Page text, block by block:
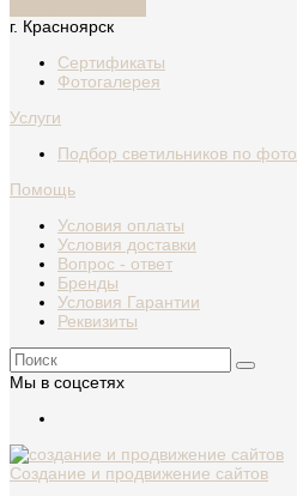
г. Красноярск
Сертификаты
Фотогалерея
Услуги
Подбор светильников по фото
Помощь
Условия оплаты
Условия доставки
Вопрос - ответ
Бренды
Условия Гарантии
Реквизиты
Мы в соцсетях
Создание и продвижение сайтов